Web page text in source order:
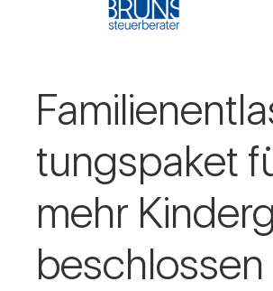
tungs­paket
mehr
beschlossen